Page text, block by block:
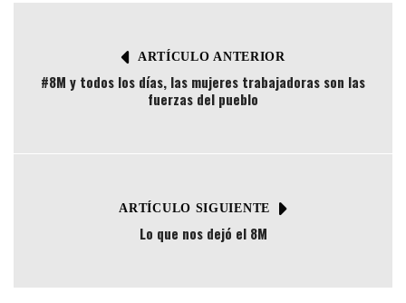
ARTÍCULO ANTERIOR
#8M y todos los días, las mujeres trabajadoras son las
fuerzas del pueblo
ARTÍCULO SIGUIENTE
Lo que nos dejó el 8M